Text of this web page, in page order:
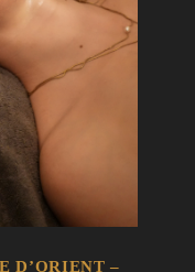
AU PANIER
D’ORIENT –